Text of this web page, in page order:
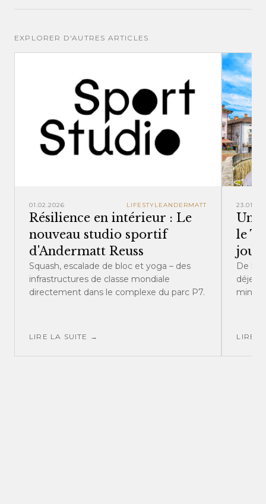
EXPLORER D'AUTRES ARTICLES
01.02.2026 LIFESTYLEANDERMATT
Résilience en intérieur : Le
nouveau studio sportif
d'Andermatt Reuss
Squash, escalade de bloc et yoga – des
infrastructures de classe mondiale
directement dans le complexe du parc P7.
LIRE LA SUITE →
Un
le
De la
LIRE